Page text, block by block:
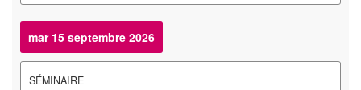
mar 15 septembre 2026
SÉMINAIRE